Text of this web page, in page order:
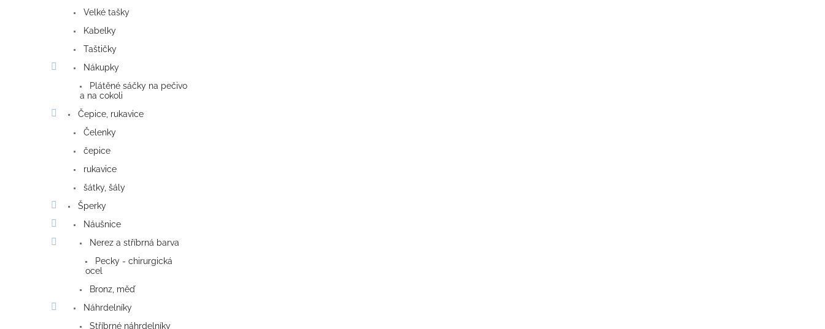
Velké tašky
Kabelky
Taštičky
Nákupky
Plátěné sáčky na pečivo
a na cokoli
Čepice, rukavice
Čelenky
čepice
rukavice
šátky, šály
Šperky
Náušnice
Nerez a stříbrná barva
Pecky - chirurgická
ocel
Bronz, měď
Náhrdelníky
Stříbrné náhrdelníky